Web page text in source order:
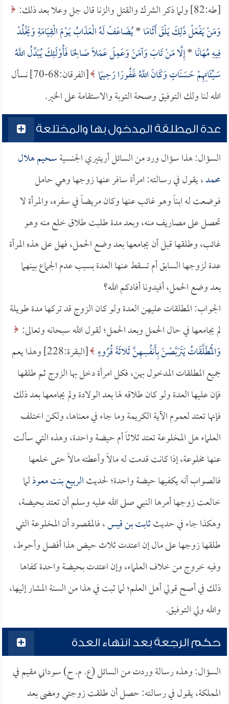
[طه:82] ولما ذكر الشرك والقتل والزنا قال جل وعلا بعد ذلك:
وَمَنْ يَفْعَلْ ذَلِكَ يَلْقَ أَثَامًا*يُضَاعَفْ لَهُ الْعَذَابُ يَوْمَ الْقِيَامَةِ وَيَخْلُدْ
فِيهِ مُهَانًا*إِلَّا مَنْ تَابَ وَآمَنَ وَعَمِلَ عَمَلًا صَالِحًا فَأُوْلَئِكَ يُبَدِّلُ اللَّهُ
سَيِّئَاتِهِمْ حَسَنَاتٍ وَكَانَ اللَّهُ غَفُورًا رَحِيمًا
[الفرقان:68-70] نسأل
الله لنا ولك التوفيق وصحة التوبة والاستقامة على الخير.
عدة المطلقة المدخول بها والمختلعة
السؤال: هذا سؤال ورد من السائل أريتيري الجنسيةسحيم هلال
محمد، يقول في رسالته: امرأة سافر عنها زوجها وهي حامل
فوضعت له ابناً وهو غائب عنها وكان مريضاً في سفره، والمرأة لا
تحصل على مصاريف منه، وبعد مدة طلبت طلاق خلع منه وهو
غائب، وطلقها قبل أن يجامعها بعد وضع الحمل، فهل على هذه المرأة
عدة لزوجها السابق أم تسقط عنها العدة بسبب عدم الجماع بينهما
بعد وضع الحمل، أفيدونا أفادكم الله؟
الجواب: المطلقات عليهن العدة ولو كان الزوج قد تركها مدة طويلة
لم يجامعها في حال الحمل وبعد الحمل؛ لقول الله سبحانه وتعالى:
وَالْمُطَلَّقَاتُ يَتَرَبَّصْنَ بِأَنفُسِهِنَّ ثَلاثَةَ قُرُوءٍ
[البقرة:228] وهذا يعم
جميع المطلقات المدخول بهن، فكل امرأة دخل بها الزوج ثم طلقها
فإن عليها العدة ولو كان طلاقه لها بعد الولادة ولم يجامعها بعد ذلك
فإنها تعتد لعموم الآية الكريمة وما جاء في معناها، ولكن اختلف
العلماء هل المخلوعة تعتد ثلاثاً أم حيضة واحدة، وهذه التي سألت
عنها مخلوعة، إذا كانت قدمت له مالاً وأعطته مالاً حتى خلعها
فالصواب أنه يكفيها حيضة واحدة؛ لحديثالربيع بنت معوذلما
خالعت زوجها أمرها النبي صلى الله عليه وسلم أن تعتد بحيضة،
وهكذا جاء في حديثثابت بن قيس، فالمقصود أن المخلوعة التي
طلقها زوجها على مال إن اعتدت ثلاث حيض هذا أفضل وأحوط،
وفيه خروج من خلاف العلماء، وإن اعتدت بحيضة واحدة كفاها
ذلك في أصح قولي أهل العلم؛ لما ثبت في هذا من السنة المشار إليها،
والله ولي التوفيق.
حكم الرجعة بعد انتهاء العدة
السؤال: وهذه رسالة وردت من السائل (ع. م. ح) سوداني مقيم في
المملكة، يقول في رسالته: حصل أن طلقت زوجتي ومضى بعد